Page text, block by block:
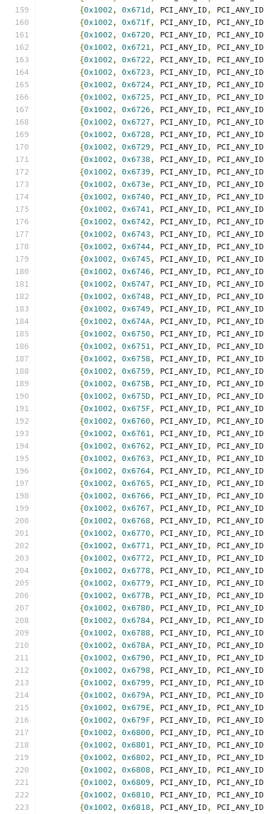
{0x1002, 0x671d, PCI_ANY_ID, PCI_ANY_ID
{0x1002, 0x671f, PCI_ANY_ID, PCI_ANY_ID
{0x1002, 0x6720, PCI_ANY_ID, PCI_ANY_ID
{0x1002, 0x6721, PCI_ANY_ID, PCI_ANY_ID
{0x1002, 0x6722, PCI_ANY_ID, PCI_ANY_ID
{0x1002, 0x6723, PCI_ANY_ID, PCI_ANY_ID
{0x1002, 0x6724, PCI_ANY_ID, PCI_ANY_ID
{0x1002, 0x6725, PCI_ANY_ID, PCI_ANY_ID
{0x1002, 0x6726, PCI_ANY_ID, PCI_ANY_ID
{0x1002, 0x6727, PCI_ANY_ID, PCI_ANY_ID
{0x1002, 0x6728, PCI_ANY_ID, PCI_ANY_ID
{0x1002, 0x6729, PCI_ANY_ID, PCI_ANY_ID
{0x1002, 0x6738, PCI_ANY_ID, PCI_ANY_ID
{0x1002, 0x6739, PCI_ANY_ID, PCI_ANY_ID
{0x1002, 0x673e, PCI_ANY_ID, PCI_ANY_ID
{0x1002, 0x6740, PCI_ANY_ID, PCI_ANY_ID
{0x1002, 0x6741, PCI_ANY_ID, PCI_ANY_ID
{0x1002, 0x6742, PCI_ANY_ID, PCI_ANY_ID
{0x1002, 0x6743, PCI_ANY_ID, PCI_ANY_ID
{0x1002, 0x6744, PCI_ANY_ID, PCI_ANY_ID
{0x1002, 0x6745, PCI_ANY_ID, PCI_ANY_ID
{0x1002, 0x6746, PCI_ANY_ID, PCI_ANY_ID
{0x1002, 0x6747, PCI_ANY_ID, PCI_ANY_ID
{0x1002, 0x6748, PCI_ANY_ID, PCI_ANY_ID
{0x1002, 0x6749, PCI_ANY_ID, PCI_ANY_ID
{0x1002, 0x674A, PCI_ANY_ID, PCI_ANY_ID
{0x1002, 0x6750, PCI_ANY_ID, PCI_ANY_ID
{0x1002, 0x6751, PCI_ANY_ID, PCI_ANY_ID
{0x1002, 0x6758, PCI_ANY_ID, PCI_ANY_ID
{0x1002, 0x6759, PCI_ANY_ID, PCI_ANY_ID
{0x1002, 0x675B, PCI_ANY_ID, PCI_ANY_ID
{0x1002, 0x675D, PCI_ANY_ID, PCI_ANY_ID
{0x1002, 0x675F, PCI_ANY_ID, PCI_ANY_ID
{0x1002, 0x6760, PCI_ANY_ID, PCI_ANY_ID
{0x1002, 0x6761, PCI_ANY_ID, PCI_ANY_ID
{0x1002, 0x6762, PCI_ANY_ID, PCI_ANY_ID
{0x1002, 0x6763, PCI_ANY_ID, PCI_ANY_ID
{0x1002, 0x6764, PCI_ANY_ID, PCI_ANY_ID
{0x1002, 0x6765, PCI_ANY_ID, PCI_ANY_ID
{0x1002, 0x6766, PCI_ANY_ID, PCI_ANY_ID
{0x1002, 0x6767, PCI_ANY_ID, PCI_ANY_ID
{0x1002, 0x6768, PCI_ANY_ID, PCI_ANY_ID
{0x1002, 0x6770, PCI_ANY_ID, PCI_ANY_ID
{0x1002, 0x6771, PCI_ANY_ID, PCI_ANY_ID
{0x1002, 0x6772, PCI_ANY_ID, PCI_ANY_ID
{0x1002, 0x6778, PCI_ANY_ID, PCI_ANY_ID
{0x1002, 0x6779, PCI_ANY_ID, PCI_ANY_ID
{0x1002, 0x677B, PCI_ANY_ID, PCI_ANY_ID
{0x1002, 0x6780, PCI_ANY_ID, PCI_ANY_ID
{0x1002, 0x6784, PCI_ANY_ID, PCI_ANY_ID
{0x1002, 0x6788, PCI_ANY_ID, PCI_ANY_ID
{0x1002, 0x678A, PCI_ANY_ID, PCI_ANY_ID
{0x1002, 0x6790, PCI_ANY_ID, PCI_ANY_ID
{0x1002, 0x6798, PCI_ANY_ID, PCI_ANY_ID
{0x1002, 0x6799, PCI_ANY_ID, PCI_ANY_ID
{0x1002, 0x679A, PCI_ANY_ID, PCI_ANY_ID
{0x1002, 0x679E, PCI_ANY_ID, PCI_ANY_ID
{0x1002, 0x679F, PCI_ANY_ID, PCI_ANY_ID
{0x1002, 0x6800, PCI_ANY_ID, PCI_ANY_ID
{0x1002, 0x6801, PCI_ANY_ID, PCI_ANY_ID
{0x1002, 0x6802, PCI_ANY_ID, PCI_ANY_ID
{0x1002, 0x6808, PCI_ANY_ID, PCI_ANY_ID
{0x1002, 0x6809, PCI_ANY_ID, PCI_ANY_ID
{0x1002, 0x6810, PCI_ANY_ID, PCI_ANY_ID
{0x1002, 0x6818, PCI_ANY_ID, PCI_ANY_ID